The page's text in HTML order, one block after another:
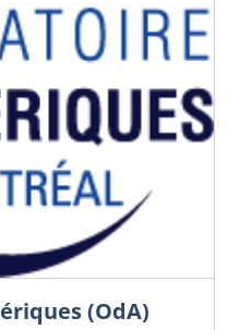
(OdA)